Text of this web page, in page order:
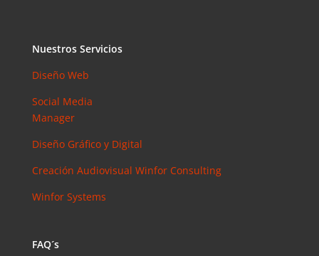
Canal con
Mejor ROI
Coment
arios
Joal
¿para qué
Nuestros Servicios
Diseño Web
Social Media
Manager
Diseño Gráfico y Digital
Creación Audiovisual Winfor Consulting
Winfor Systems
FAQ´s